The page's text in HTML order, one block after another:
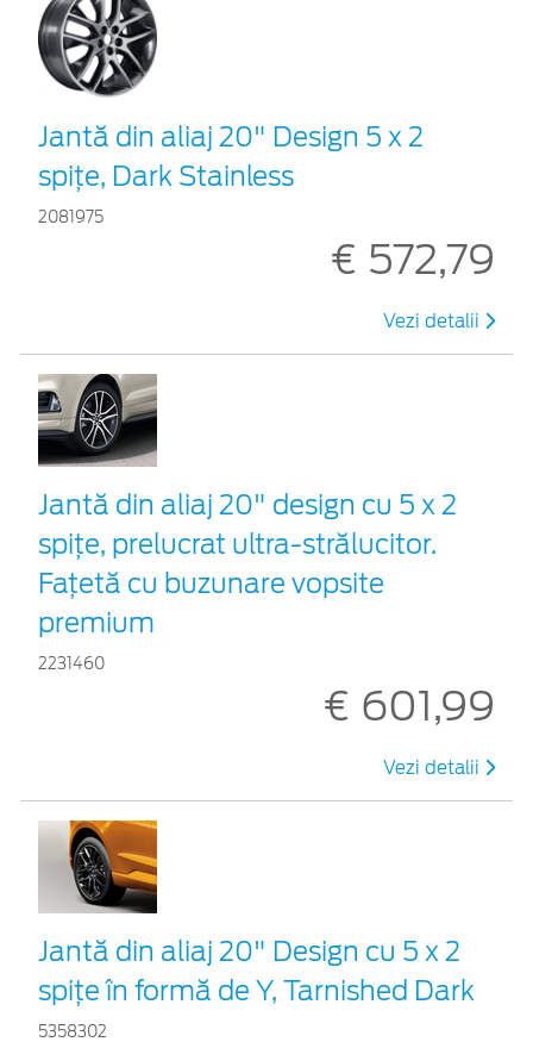
Jantă din aliaj 20" Design 5 x 2
spițe, Dark Stainless
2081975
€ 572,79
Vezi detalii
Jantă din aliaj 20" design cu 5 x 2
spițe, prelucrat ultra-strălucitor.
Fațetă cu buzunare vopsite
premium
2231460
€ 601,99
Vezi detalii
Jantă din aliaj 20" Design cu 5 x 2
spiţe în formă de Y, Tarnished Dark
5358302